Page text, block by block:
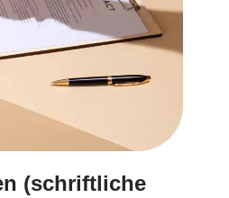
(schriftliche